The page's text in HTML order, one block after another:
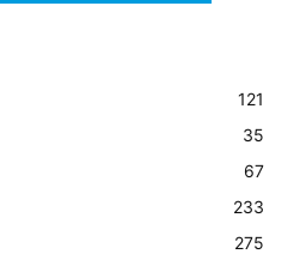
121
35
67
233
275